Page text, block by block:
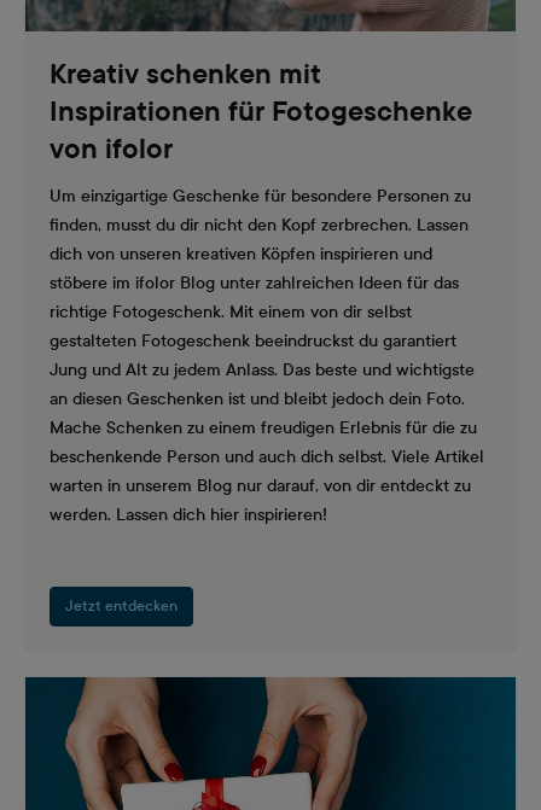
Kreativ schenken mit
Inspirationen für Fotogeschenke
von ifolor
Um einzigartige Geschenke für besondere Personen zu
finden, musst du dir nicht den Kopf zerbrechen. Lassen
dich von unseren kreativen Köpfen inspirieren und
stöbere im ifolor Blog unter zahlreichen Ideen für das
richtige Fotogeschenk. Mit einem von dir selbst
gestalteten Fotogeschenk beeindruckst du garantiert
Jung und Alt zu jedem Anlass. Das beste und wichtigste
an diesen Geschenken ist und bleibt jedoch dein Foto.
Mache Schenken zu einem freudigen Erlebnis für die zu
beschenkende Person und auch dich selbst. Viele Artikel
warten in unserem Blog nur darauf, von dir entdeckt zu
werden. Lassen dich hier inspirieren!
Jetzt entdecken